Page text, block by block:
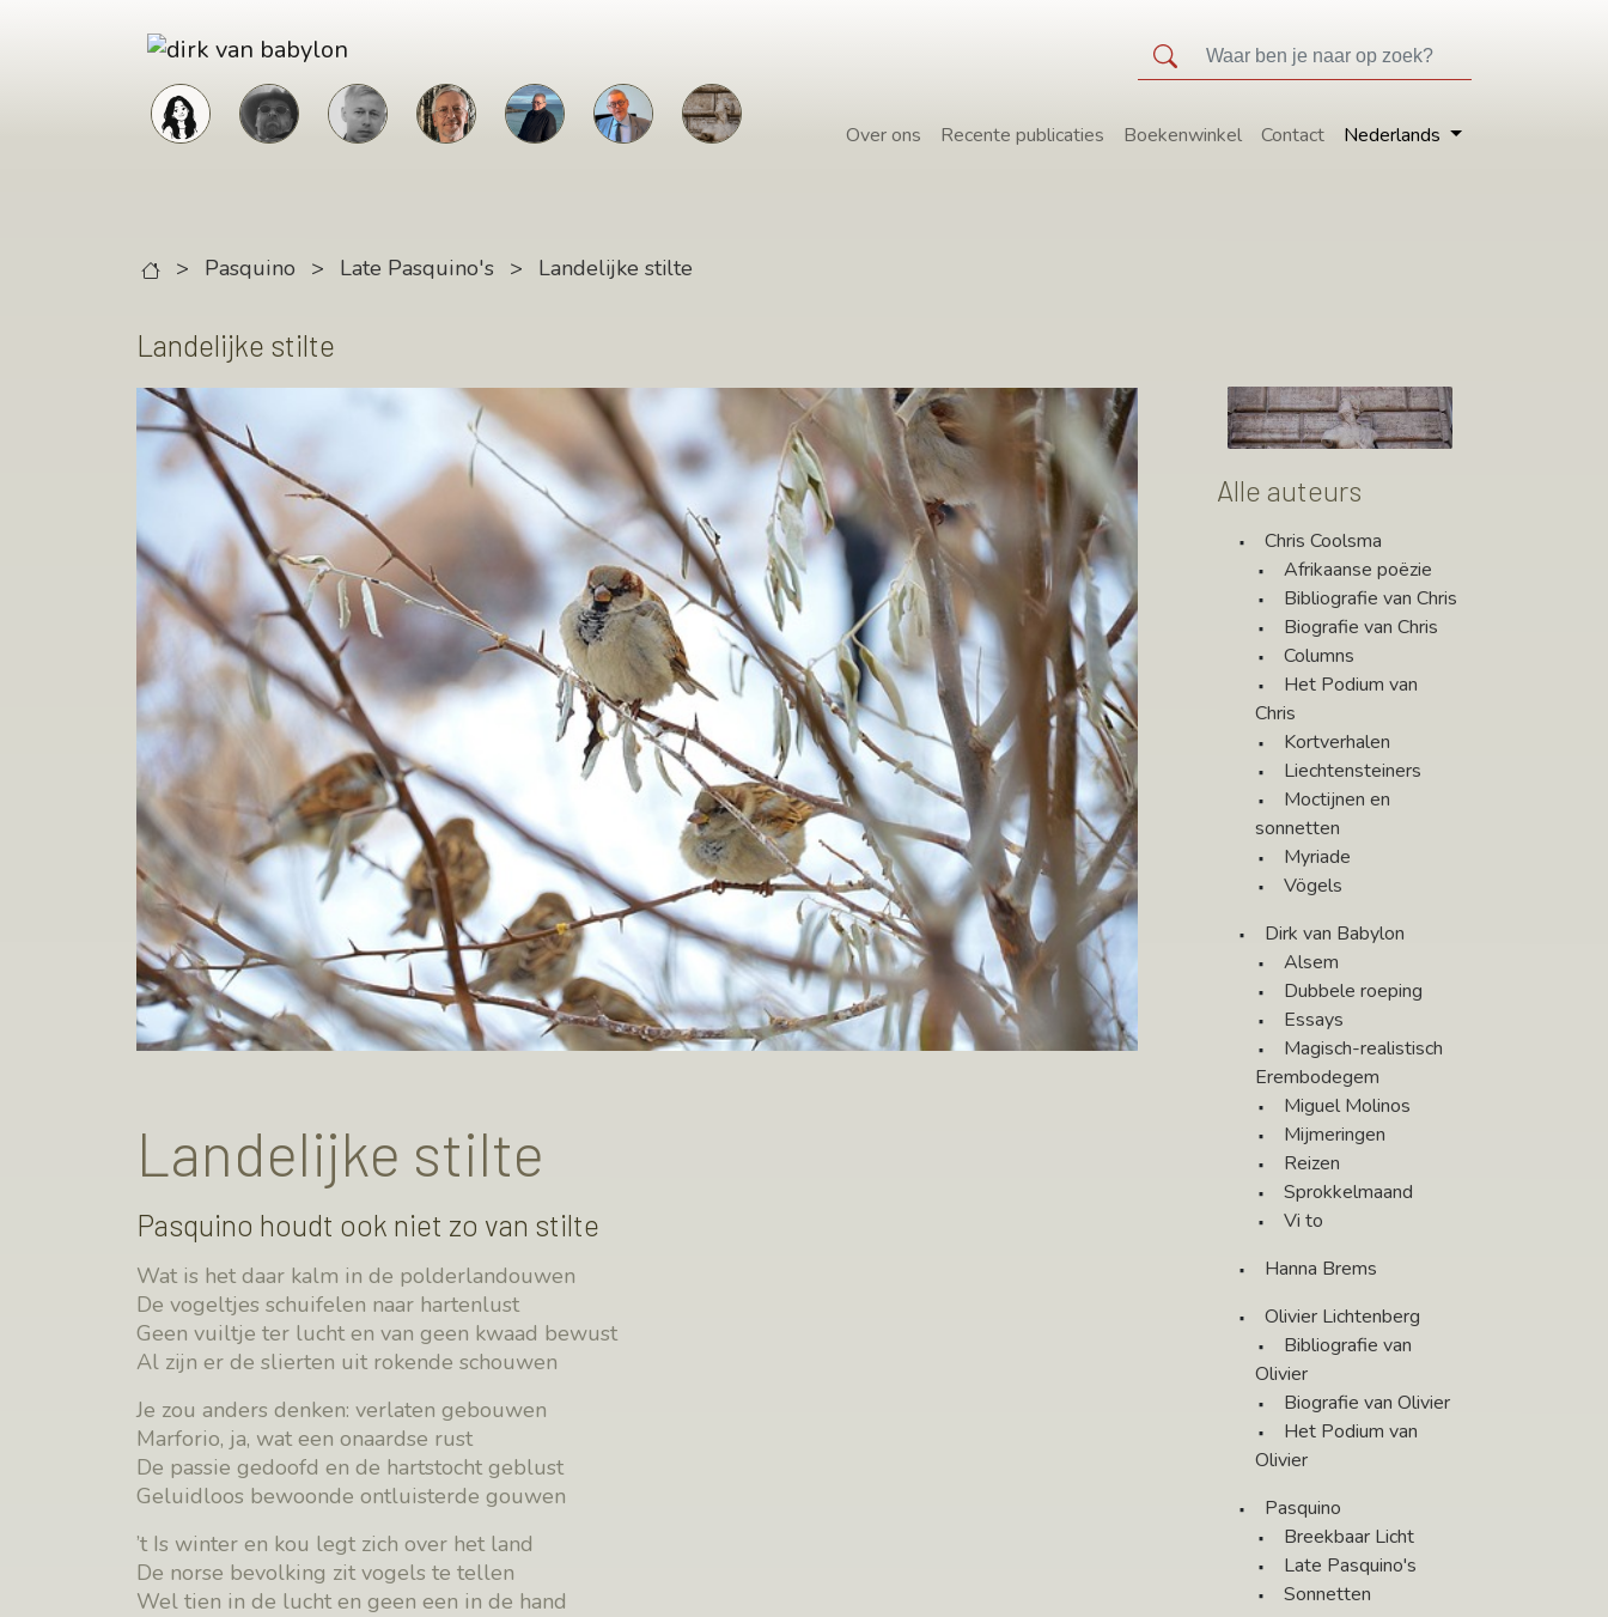
Over ons Recente publicaties Boekenwinkel Contact Nederlands
> Pasquino > Late Pasquino's > Landelijke stilte
Landelijke stilte
Landelijke stilte
Pasquino houdt ook niet zo van stilte
Wat is het daar kalm in de polderlandouwen
De vogeltjes schuifelen naar hartenlust
Geen vuiltje ter lucht en van geen kwaad bewust
Al zijn er de slierten uit rokende schouwen
Je zou anders denken: verlaten gebouwen
Marforio, ja, wat een onaardse rust
De passie gedoofd en de hartstocht geblust
Geluidloos bewoonde ontluisterde gouwen
’t Is winter en kou legt zich over het land
De norse bevolking zit vogels te tellen
Wel tien in de lucht en geen een in de hand
Alle auteurs
Chris Coolsma
Afrikaanse poëzie
Bibliografie van Chris
Biografie van Chris
Columns
Het Podium van
Chris
Kortverhalen
Liechtensteiners
Moctijnen en
sonnetten
Myriade
Vögels
Dirk van Babylon
Alsem
Dubbele roeping
Essays
Magisch-realistisch
Erembodegem
Miguel Molinos
Mijmeringen
Reizen
Sprokkelmaand
Vi to
Hanna Brems
Olivier Lichtenberg
Bibliografie van
Olivier
Biografie van Olivier
Het Podium van
Olivier
Pasquino
Breekbaar Licht
Late Pasquino's
Sonnetten